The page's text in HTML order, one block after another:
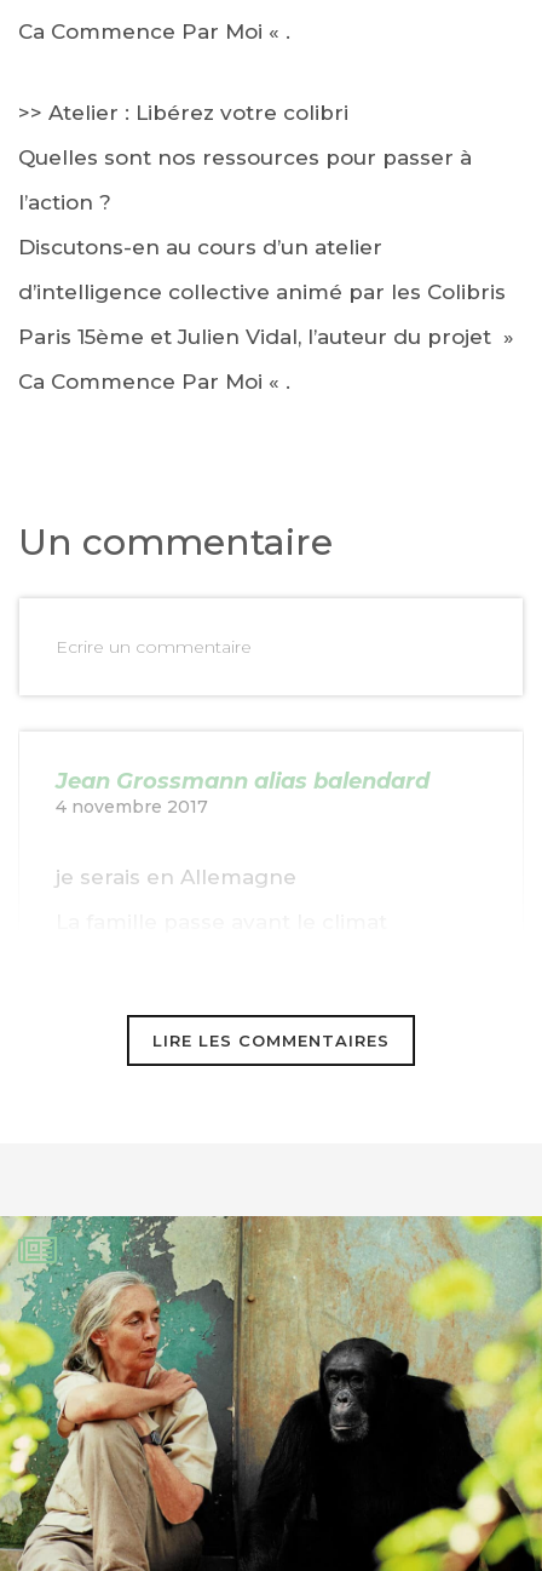
Ca Commence Par Moi « .
>> Atelier : Libérez votre colibri
Quelles sont nos ressources pour passer à
l’action ?
Discutons-en au cours d’un atelier
d’intelligence collective animé par les Colibris
Paris 15ème et Julien Vidal, l’auteur du projet »
Ca Commence Par Moi « .
Un commentaire
Ecrire un commentaire
Jean Grossmann alias balendard
4 novembre 2017
je serais en Allemagne
Balendard Lutin thermique
LIRE LES COMMENTAIRES